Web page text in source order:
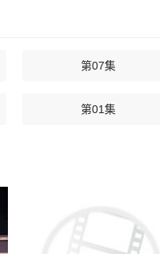
第07集
第01集